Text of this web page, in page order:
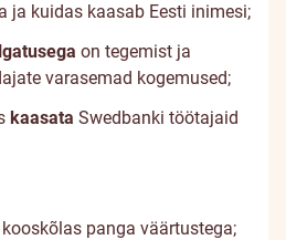
ja kuidas kaasab Eesti inimesi;
on tegemist ja
varasemad kogemused;
kaasata Swedbanki töötajaid
panga väärtustega;